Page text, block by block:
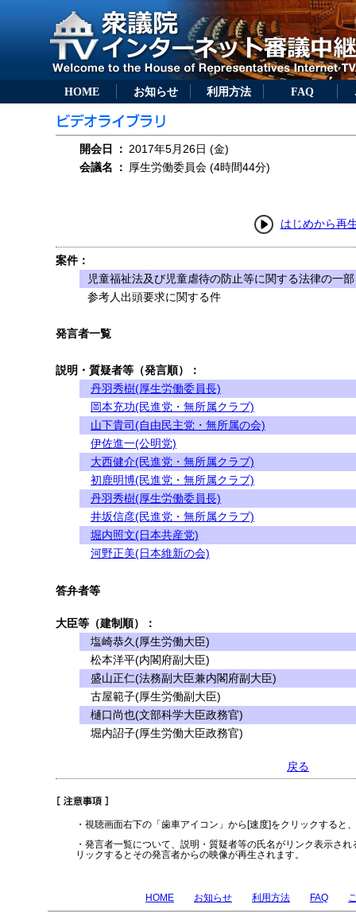
HOME お知らせ 利用方法 FAQ
開会日 ： 2017年5月26日 (金)
会議名
： 厚生労働委員会 (4時間44分)
はじめから再
案件：
児童福祉法及び児童虐待の防止等に関する法律の一
参考人出頭要求に関する件
発言者一覧
説明・質疑者等（発言順）：
丹羽秀樹(厚生労働委員長)
岡本充功(民進党・無所属クラブ)
山下貴司(自由民主党・無所属の会)
伊佐進一(公明党)
大西健介(民進党・無所属クラブ)
初鹿明博(民進党・無所属クラブ)
丹羽秀樹(厚生労働委員長)
井坂信彦(民進党・無所属クラブ)
堀内照文(日本共産党)
河野正美(日本維新の会)
答弁者等
大臣等（建制順）：
塩崎恭久(厚生労働大臣)
松本洋平(内閣府副大臣)
盛山正仁(法務副大臣兼内閣府副大臣)
古屋範子(厚生労働副大臣)
樋口尚也(文部科学大臣政務官)
堀内詔子(厚生労働大臣政務官)
戻る
・視聴画面右下の「歯車アイコン」から[速度]をクリックすると
・発言者一覧について、説明・質疑者等の氏名がリンク表示さ
リックするとその発言者からの映像が再生されます。
HOME お知らせ 利用方法 FAQ